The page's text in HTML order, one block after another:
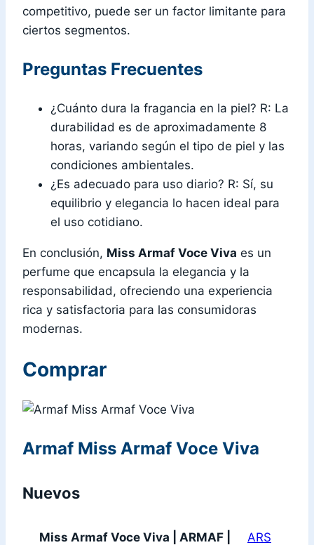
competitivo, puede ser un factor limitante para
ciertos segmentos.
Preguntas Frecuentes
¿Cuánto dura la fragancia en la piel? R: La
durabilidad es de aproximadamente 8
horas, variando según el tipo de piel y las
condiciones ambientales.
¿Es adecuado para uso diario? R: Sí, su
equilibrio y elegancia lo hacen ideal para
el uso cotidiano.
En conclusión, Miss Armaf Voce Viva es un
perfume que encapsula la elegancia y la
responsabilidad, ofreciendo una experiencia
rica y satisfactoria para las consumidoras
modernas.
Comprar
Armaf Miss Armaf Voce Viva
Nuevos
Miss Armaf Voce Viva | ARMAF |
ARS